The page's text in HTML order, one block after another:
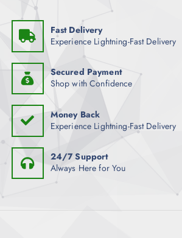
Fast Delivery
Experience Lightning-Fast Delivery
Secured Payment
Shop with Confidence
Money Back
Experience Lightning-Fast Delivery
24/7 Support
Always Here for You